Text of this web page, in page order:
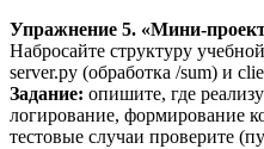
Упражнение 5. «Мини-проект
Набросайте структуру
server.py (обработка /sum) и
Задание: опишите, где
логирование, формирование
тестовые случаи проверите